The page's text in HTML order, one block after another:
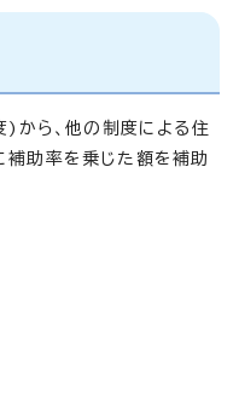
ら、他の制度による住
補助率を乗じた額を補助